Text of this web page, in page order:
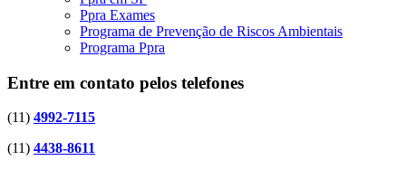
Ppra Exames
Programa de Prevenção de Riscos Ambientais
Programa Ppra
Entre em contato pelos telefones
(11) 4992-7115
(11) 4438-8611